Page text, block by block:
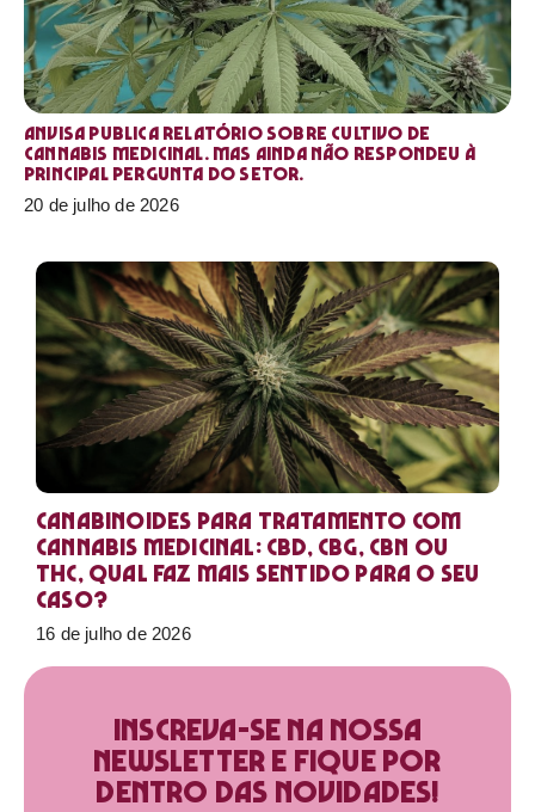
Anvisa publica relatório sobre cultivo de
Cannabis medicinal. Mas ainda não respondeu à
principal pergunta do setor.
20 de julho de 2026
Canabinoides para tratamento com
cannabis medicinal: CBD, CBG, CBN ou
THC, qual faz mais sentido para o seu
caso?
16 de julho de 2026
Inscreva-se na nossa
newsletter e fique por
dentro das novidades!​